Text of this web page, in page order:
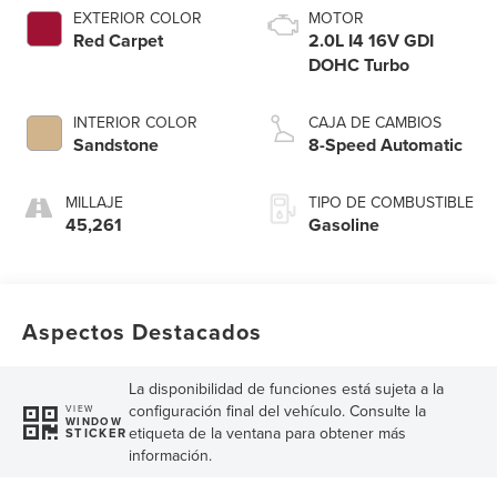
EXTERIOR COLOR
Red Carpet
INTERIOR COLOR
Sandstone
MILLAJE
45,261
MOTOR
2.0L I4 16V GDI
DOHC Turbo
CAJA DE CAMBIOS
8-Speed Automatic
TIPO DE COMBUSTIBLE
Gasoline
Aspectos Destacados
VIEW
WINDOW
STICKER
La disponibilidad de funciones está sujeta a la
configuración final del vehículo. Consulte la
etiqueta de la ventana para obtener más
información.